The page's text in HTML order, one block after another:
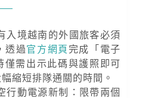
入境越南的外國旅客必須
透過官方網頁 完成「電子
僅需出示此碼與護照即可
縮短排隊通關的時間。
行動電源新制：限帶兩個